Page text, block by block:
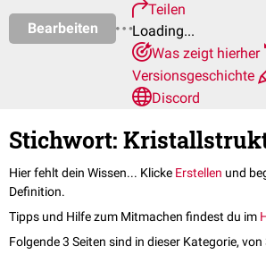
Bearbeiten
Teilen
Loading...
Was zeigt hierher
Versionsgeschichte
Discord
Stichwort:
Hier fehlt dein Wissen... Klicke Erstellen und
Definition.
Tipps und Hilfe zum Mitmachen findest du im
Folgende 3 Seiten sind in dieser Kategorie,